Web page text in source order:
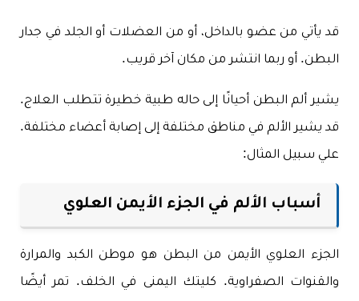
قد يأتي من عضو بالداخل، أو من العضلات أو الجلد في جدار
البطن. أو ربما انتشر من مكان آخر قريب.
يشير ألم البطن أحيانًا إلى حاله طبية خطيرة تتطلب العلاج.
قد يشير الألم في مناطق مختلفة إلى إصابة أعضاء مختلفة.
علي سبيل المثال:
أسباب الألم في الجزء الأيمن العلوي
الجزء العلوي الأيمن من البطن هو موطن الكبد والمرارة
والقنوات الصفراوية. كليتك اليمنى في الخلف. تمر أيضًا